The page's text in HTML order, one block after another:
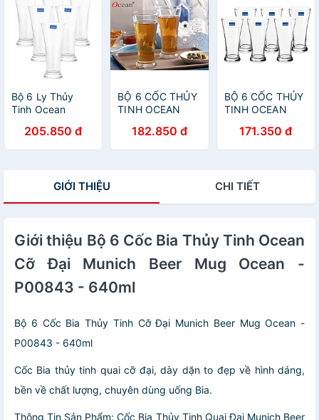
Bộ 6 Ly Thủy
Tinh Ocean
(315ml)
205.850 đ
BỘ 6 CỐC THỦY
TINH OCEAN
- 170ML
182.850 đ
BỘ 6 CỐC THỦY
TINH OCEAN
HI BALL B1312 -
330ML
171.350 đ
GIỚI THIỆU CHI TIẾT
Giới thiệu Bộ 6 Cốc Bia Thủy Tinh Ocean
Cỡ Đại Munich Beer Mug Ocean -
P00843 - 640ml
Bộ 6 Cốc Bia Thủy Tinh Cỡ Đại Munich Beer Mug Ocean -
P00843 - 640ml
Cốc Bia thủy tinh quai cỡ đại, dày dặn to đẹp về hình dáng,
bền về chất lượng, chuyên dùng uống Bia.
Thông Tin Sản Phẩm: Cốc Bia Thủy Tinh Quai Đại Munich Beer